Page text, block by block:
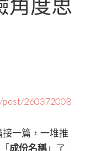
角度思
post/260372008
一篇，一堆推
成份名稱」了